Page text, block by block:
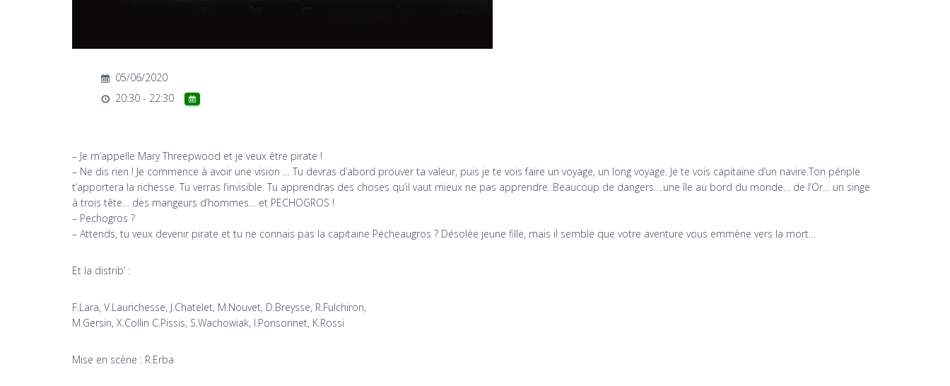
05/06/2020
20:30 - 22:30
– Je m’appelle Mary Threepwood et je veux être pirate !
– Ne dis rien ! Je commence à avoir une vision … Tu devras d’abord prouver ta valeur, puis je te vois faire un voyage, un long voyage. Je te vois capitaine d’un navire.Ton périple
t’apportera la richesse. Tu verras l’invisible. Tu apprendras des choses qu’il vaut mieux ne pas apprendre. Beaucoup de dangers….une île au bord du monde… de l’Or… un singe
à trois tête… des mangeurs d’hommes… et PECHOGROS !
– Pechogros ?
– Attends, tu veux devenir pirate et tu ne connais pas la capitaine Pécheaugros ? Désolée jeune fille, mais il semble que votre aventure vous emmène vers la mort…
Et la distrib’ :
F.Lara, V.Laurichesse, J.Chatelet, M.Nouvet, D.Breysse, R.Fulchiron,
M.Gersin, X.Collin C.Pissis, S.Wachowiak, I.Ponsonnet, K.Rossi
Mise en scène : R.Erba